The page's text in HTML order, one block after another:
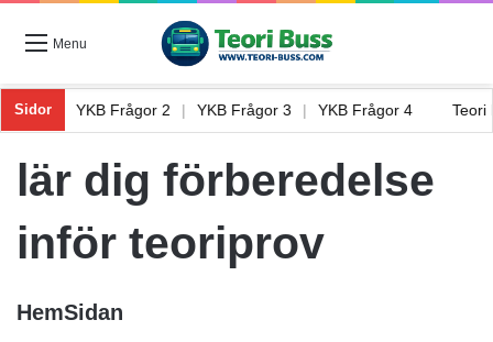
Menu
Sidor
1 YKB Frågor 2 YKB Frågor 3 YKB Frågor 4
lär dig förberedelse
inför teoriprov
HemSidan